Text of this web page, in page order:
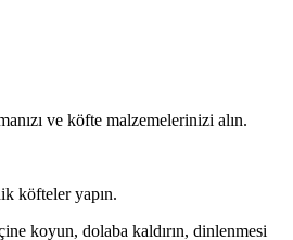
ve köfte malzemelerinizi alın.
köfteler yapın.
koyun, dolaba kaldırın, dinlenmesi